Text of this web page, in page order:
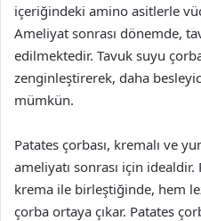
içeriğindeki amino asitlerle
Ameliyat sonrası dönemde,
edilmektedir. Tavuk suyu
zenginleştirerek, daha
mümkün.
Patates çorbası, kremalı ve
ameliyatı sonrası için
krema ile birleştiğinde, hem
çorba ortaya çıkar. Patates